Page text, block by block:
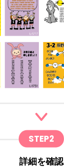
STEP2
詳細を確認